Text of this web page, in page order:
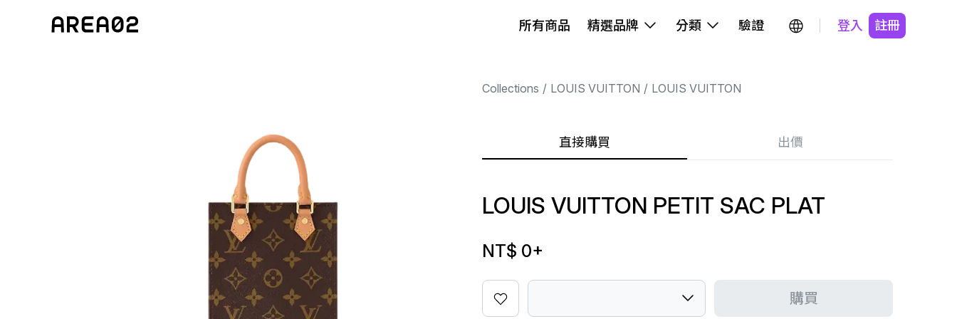
所有商品 精選品牌 分類 驗證 登入 註冊
Collections LOUIS VUITTON LOUIS VUITTON
直接購買 出價
LOUIS VUITTON PETIT SAC PLAT
NT$ 0+
購買